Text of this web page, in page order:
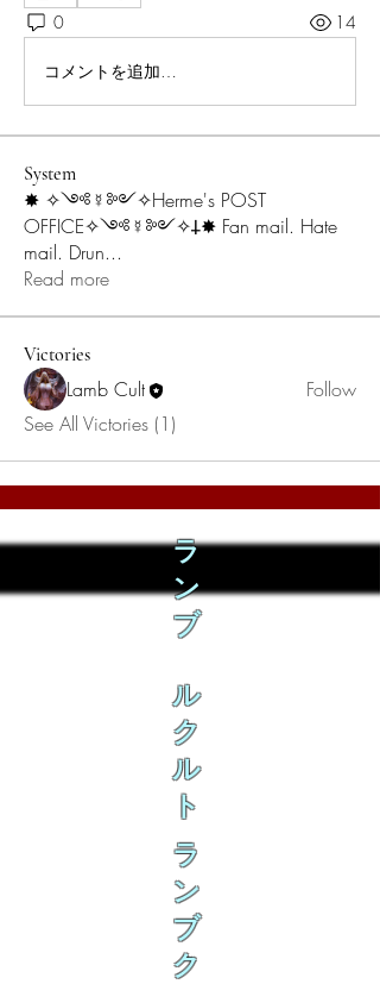
0 14
コメントを追加…
System
✸ ✧༺☿༻✧Herme's POST
OFFICE✧༺☿༻✧𐕣✸ Fan mail. Hate
mail. Drun...
Read more
Victories
Lamb Cult
Follow
See All Victories (1)
ラ
ン
ブ
ル
ク
ル
ト
ラ
ン
ブ
ク